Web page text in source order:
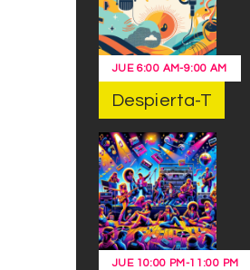
JUE 6:00 AM-9:00 AM
Despierta-T
JUE 10:00 PM-11:00 PM